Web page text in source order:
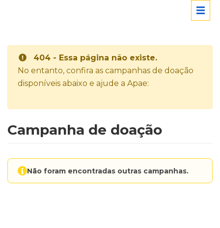
404 - Essa página não existe.
No entanto, confira as campanhas de doação
disponíveis abaixo e ajude a Apae:
Campanha de doação
Não foram encontradas outras campanhas.